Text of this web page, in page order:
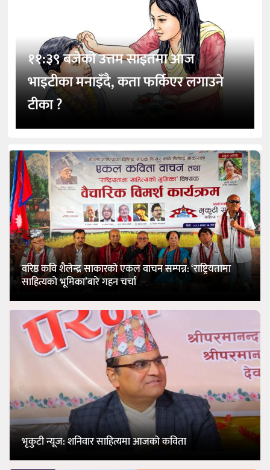
११:३९ बजेको उत्तम साइतमा आज
भाइटीका मनाइँदै, कता फर्किएर लगाउने
टीका ?
वरिष्ठ कवि शैलेन्द्र साकारको एकल वाचन सम्पन्न: ‘राष्ट्रियतामा
साहित्यको भूमिका’बारे गहन चर्चा
भृकुटी न्यूज: शनिवार साहित्यमा आजको कविता